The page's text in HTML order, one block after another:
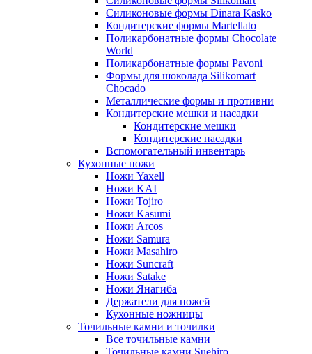
Силиконовые формы Dinara Kasko
Кондитерские формы Martellato
Поликарбонатные формы Chocolate
World
Поликарбонатные формы Pavoni
Формы для шоколада Silikomart
Chocado
Металлические формы и противни
Кондитерские мешки и насадки
Кондитерские мешки
Кондитерские насадки
Вспомогательный инвентарь
Кухонные ножи
Ножи Yaxell
Ножи KAI
Ножи Tojiro
Ножи Kasumi
Ножи Arcos
Ножи Samura
Ножи Masahiro
Ножи Suncraft
Ножи Satake
Ножи Янагиба
Держатели для ножей
Кухонные ножницы
Точильные камни и точилки
Все точильные камни
Точильные камни Suehiro